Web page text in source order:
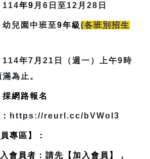
114年9 月6日至12月28日
幼兒園中班至9年級(各班別招生
114年7月21日（週一）上午9時
為止。
網路報名
https://reurl.cc/bVWol3
專區】：
會員者：請先【加入會員】，